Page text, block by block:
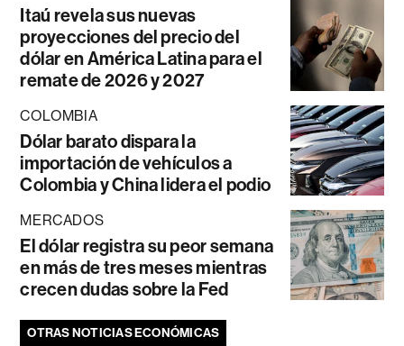
Itaú revela sus nuevas
proyecciones del precio del
dólar en América Latina para el
remate de 2026 y 2027
COLOMBIA
Dólar barato dispara la
importación de vehículos a
Colombia y China lidera el podio
MERCADOS
El dólar registra su peor semana
en más de tres meses mientras
crecen dudas sobre la Fed
OTRAS NOTICIAS ECONÓMICAS